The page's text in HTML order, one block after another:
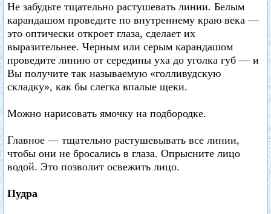
Не забудьте тщательно растушевать линии. Белым
карандашом проведите по внутреннему краю века —
это оптически откроет глаза, сделает их
выразительнее. Черным или серым карандашом
проведите линию от середины уха до уголка губ — и
Вы получите так называемую «голливудскую
складку», как бы слегка впалые щеки.
Можно нарисовать ямочку на подбородке.
Главное — тщательно растушевывать все линии,
чтобы они не бросались в глаза. Опрысните лицо
водой. Это позволит освежить лицо.
Пудра